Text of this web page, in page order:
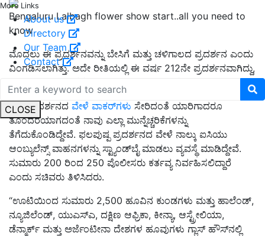
More Links
About us
Directory
Our Team
Contact
CLOSE
Bengaluru Lalbagh flower show start..all you need to
know
ಮೊದಲು ಈ ಪ್ರದರ್ಶನವನ್ನು ಬೇಸಿಗೆ ಮತ್ತು ಚಳಿಗಾಲದ ಪ್ರದರ್ಶನ ಎಂದು
ವಿಂಗಡಿಸಲಾಗಿತ್ತು. ಅದೇ ರೀತಿಯಲ್ಲಿ ಈ ವರ್ಷ 212ನೇ ಪ್ರದರ್ಶನವಾಗಿದ್ದು,
ಪುಷ್ಪ ಪ್ರದರ್ಶನದ ವೇಳೆ ವಾಕರ್‌ಗಳು ಸೇರಿದಂತೆ ಯಾರಿಗಾದರೂ
ತೊಂದರೆಯಾಗದಂತೆ ನಾವು ಎಲ್ಲಾ ಮುನ್ನೆಚ್ಚರಿಕೆಗಳನ್ನು
ತೆಗೆದುಕೊಂಡಿದ್ದೇವೆ. ಫಲಪುಷ್ಪ ಪ್ರದರ್ಶನದ ವೇಳೆ ನಾಲ್ಕು ಐಸಿಯು
ಆಂಬ್ಯುಲೆನ್ಸ್ ವಾಹನಗಳನ್ನು ಸ್ಟ್ಯಾಂಡ್‌ಬೈ ಮಾಡಲು ವ್ಯವಸ್ಥೆ ಮಾಡಿದ್ದೇವೆ.
ಸುಮಾರು 200 ರಿಂದ 250 ಪೊಲೀಸರು ಕರ್ತವ್ಯ ನಿರ್ವಹಿಸಲಿದ್ದಾರೆ
ಎಂದು ಸಚಿವರು ತಿಳಿಸಿದರು.
“ಊಟಿಯಿಂದ ಸುಮಾರು 2,500 ಹೂವಿನ ಕುಂಡಗಳು ಮತ್ತು ಹಾಲೆಂಡ್,
ನ್ಯೂಜಿಲೆಂಡ್, ಯುಎಸ್ಎ, ದಕ್ಷಿಣ ಆಫ್ರಿಕಾ, ಕೀನ್ಯಾ, ಆಸ್ಟ್ರೇಲಿಯಾ,
ಡೆನ್ಮಾರ್ಕ್ ಮತ್ತು ಅರ್ಜೆಂಟೀನಾ ದೇಶಗಳ ಹೂವುಗಳು ಗ್ಲಾಸ್ ಹೌಸ್‌ನಲ್ಲಿ